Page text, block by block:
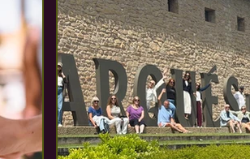
global Los defectos del vino